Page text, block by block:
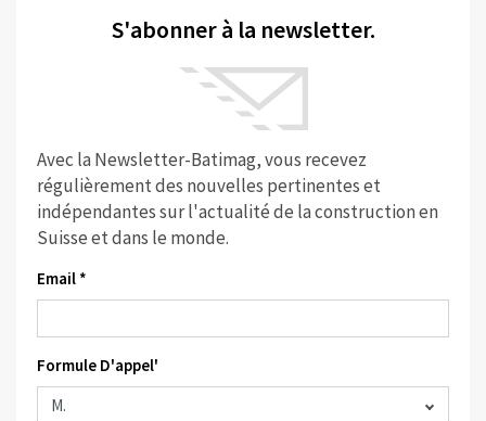
S'abonner à la newsletter.
Avec la Newsletter-Batimag, vous recevez
régulièrement des nouvelles pertinentes et
indépendantes sur l'actualité de la construction en
Suisse et dans le monde.
Email *
Formule D'appel'